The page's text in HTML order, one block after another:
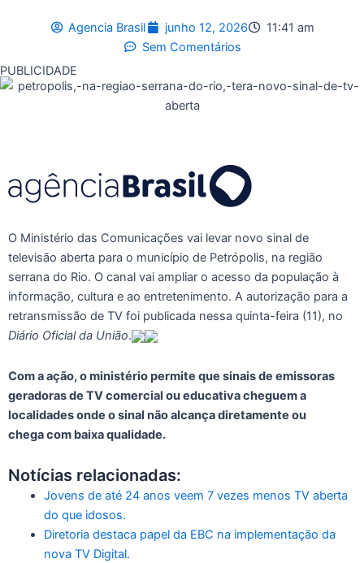
Agencia Brasil junho 12, 2026
11:41 am
Sem Comentários
PUBLICIDADE
O Ministério das Comunicações vai levar novo sinal de
televisão aberta para o município de Petrópolis, na região
serrana do Rio. O canal vai ampliar o acesso da população à
informação, cultura e ao entretenimento. A autorização para a
retransmissão de TV foi publicada nessa quinta-feira (11), no
Diário Oficial da União.
Com a ação, o ministério permite que sinais de emissoras
geradoras de TV comercial ou educativa cheguem a
localidades onde o sinal não alcança diretamente ou
chega com baixa qualidade.
Notícias relacionadas:
Jovens de até 24 anos veem 7 vezes menos TV aberta
do que idosos.
Diretoria destaca papel da EBC na implementação da
nova TV Digital.